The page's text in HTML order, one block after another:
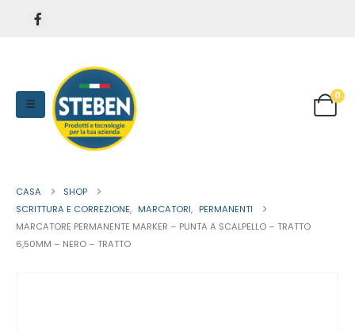
0
CASA
SHOP
SCRITTURA E CORREZIONE, MARCATORI, PERMANENTI
MARCATORE PERMANENTE MARKER – PUNTA A SCALPELLO – TRATTO
6,50MM – NERO – TRATTO